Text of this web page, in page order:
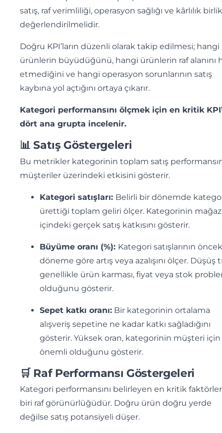
satış, raf verimliliği, operasyon sağlığı ve kârlılık
değerlendirilmelidir.
Doğru KPI’ların düzenli olarak takip edilmesi; hangi
ürünlerin büyüdüğünü, hangi ürünlerin raf alanını
etmediğini ve hangi operasyon sorunlarının satış
kaybına yol açtığını ortaya çıkarır.
Kategori performansını ölçmek için en kritik
dört ana grupta incelenir.
📊 Satış Göstergeleri
Bu metrikler kategorinin toplam satış
müşteriler üzerindeki etkisini gösterir.
Kategori satışları: Belirli bir dönemde
ürettiği toplam geliri ölçer. Kategorinin
içindeki gerçek satış katkısını gösterir.
Büyüme oranı (%): Kategori satışlarının
döneme göre artış veya azalışını ölçer. Düşüş
genellikle ürün karması, fiyat veya stok
olduğunu gösterir.
Sepet katkı oranı: Bir kategorinin ortalama
alışveriş sepetine ne kadar katkı sağladığını
gösterir. Yüksek oran, kategorinin müşteri için
önemli olduğunu gösterir.
🛒 Raf Performansı Göstergeleri
Kategori performansını belirleyen en kritik
biri raf görünürlüğüdür. Doğru ürün doğru yerde
değilse satış potansiyeli düşer.